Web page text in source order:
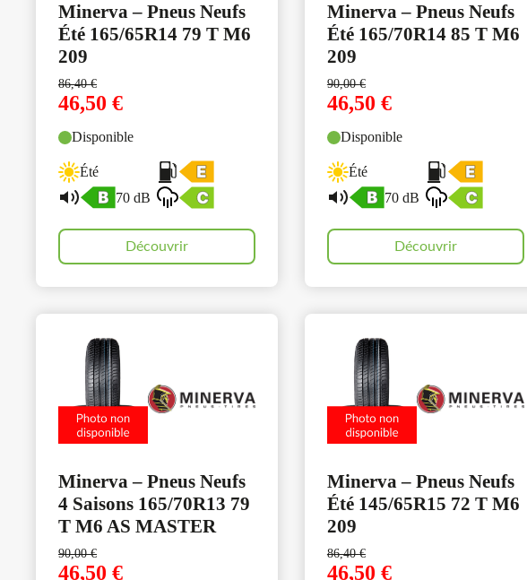
Minerva – Pneus Neufs
Été 165/65R14 79 T M6
209
86,40€
46,50 €
Disponible
Été
70 dB
Découvrir
Minerva – Pneus Neufs
Été 165/70R14 85 T M6
209
90,00€
46,50 €
Disponible
Été
70 dB
Découvrir
Minerva – Pneus Neufs
4 Saisons 165/70R13 79
T M6 AS MASTER
90,00€
46,50 €
Minerva – Pneus Neufs
Été 145/65R15 72 T M6
209
86,40€
46,50 €